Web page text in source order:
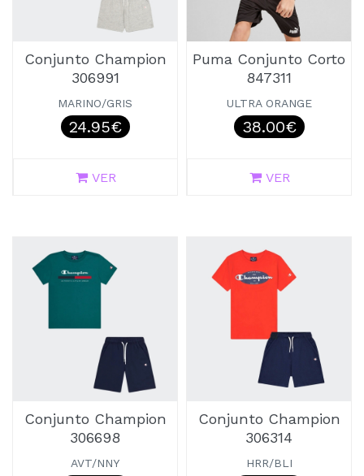
Conjunto Champion
306991
MARINO/GRIS
24.95€
VER
Puma Conjunto Corto
847311
ULTRA ORANGE
38.00€
VER
Conjunto Champion
306698
AVT/NNY
Conjunto Champion
306314
HRR/BLI